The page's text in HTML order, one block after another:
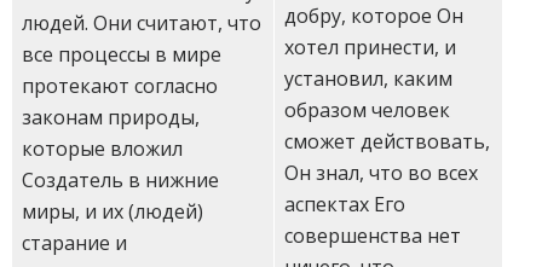
людей. Они считают, что
все процессы в мире
протекают согласно
законам природы,
которые вложил
Создатель в нижние
миры, и их (людей)
старание и
добру, которое Он
хотел принести, и
установил, каким
образом человек
сможет действовать,
Он знал, что во всех
аспектах Его
совершенства нет